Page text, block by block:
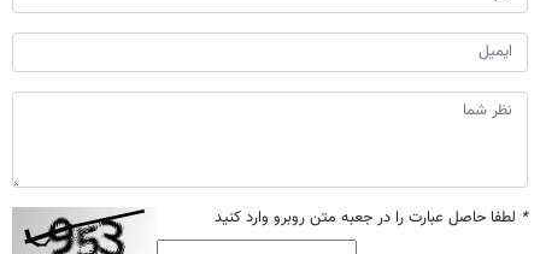
* لطفا حاصل عبارت را در جعبه متن روبرو وارد کنید